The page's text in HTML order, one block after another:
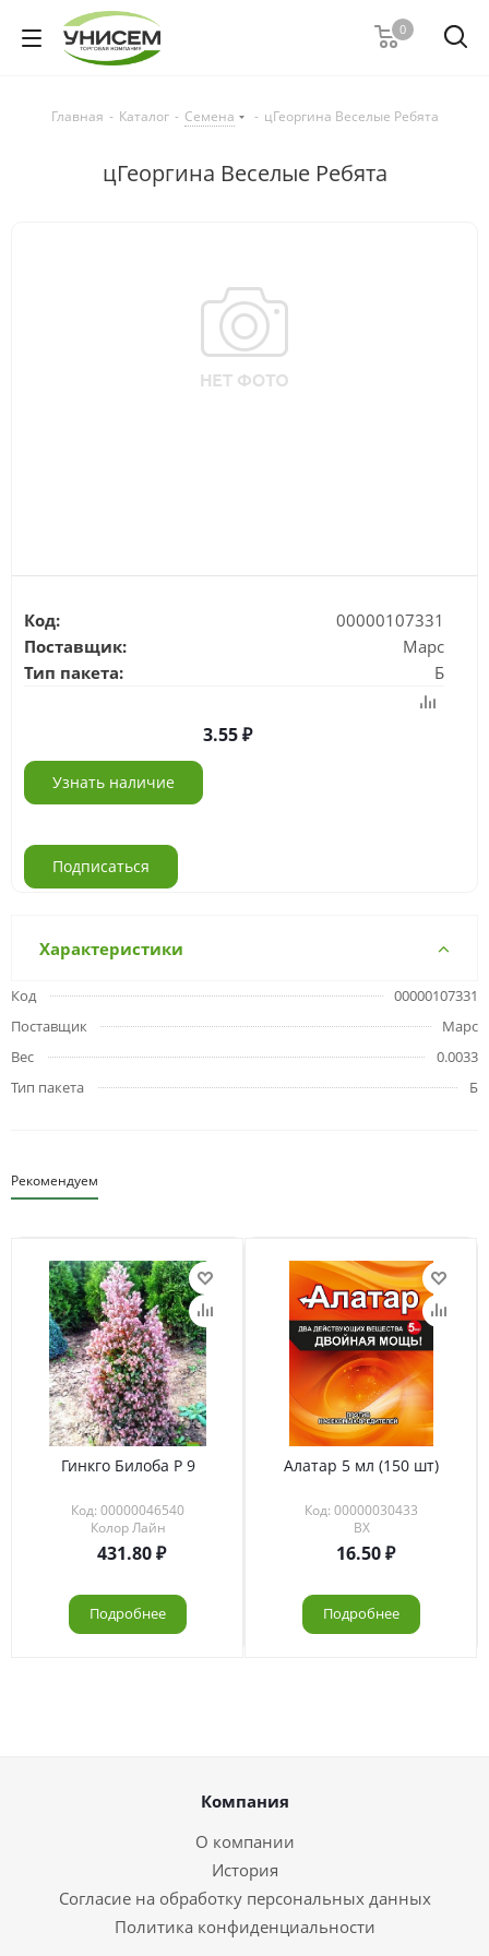
0
Главная - Каталог - Семена - цГеоргина Веселые Ребята
цГеоргина Веселые Ребята
Код:
00000107331
Поставщик:
Марс
Тип пакета:
Б
3.55
Узнать наличие
Подписаться
Характеристики
Код
00000107331
Поставщик
Марс
Вес
0.0033
Тип пакета
Б
Рекомендуем
Гинкго Билоба Р 9
Код: 00000046540
Колор Лайн
431.80
Подробнее
Алатар 5 мл (150 шт)
Код: 00000030433
ВХ
16.50
Подробнее
Компания
О компании
История
Согласие на обработку персональных данных
Политика конфиденциальности